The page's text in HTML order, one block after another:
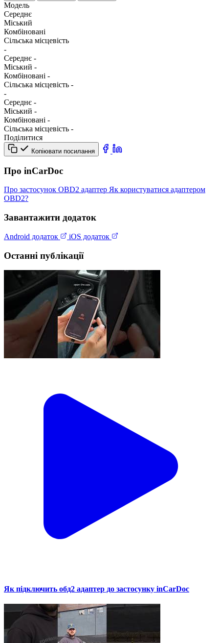
Модель
Середнє
Міський
Комбіновані
Сільська місцевість
-
Середнє -
Міський -
Комбіновані -
Сільська місцевість -
-
Середнє -
Міський -
Комбіновані -
Сільська місцевість -
Поділитися
Копіювати посилання
Про inCarDoc
Про застосунок OBD2 адаптер Як користуватися адаптером
OBD2?
Завантажити додаток
Android додаток iOS додаток
Останні публікації
Як підключить обд2 адаптер до застосунку inCarDoc